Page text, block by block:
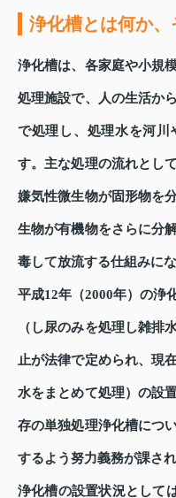
浄化槽とは何か
浄化槽は、各家庭や小規
処理施設で、人の生活か
で処理し、処理水を河
す。主な処理の流れとし
嫌気性微生物が固形物を
生物が有機物をさらに分
毒して放流する仕組みに
平成12年（2000年）の浄
（し尿のみを処理し雑排
止が法律で定められ、現
水をまとめて処理）の設
存の単独処理浄化槽につ
するよう努力義務が課され
浄化槽の設置状況として